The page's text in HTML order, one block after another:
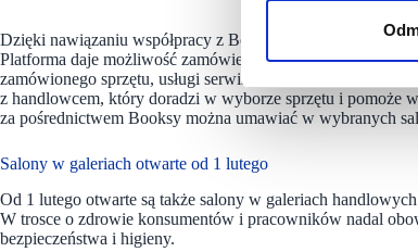
Dzięki nawiązaniu współpracy z Booksy klienci będą
Platforma daje możliwość zamówienia mobilnej wizyty
zamówionego sprzętu, usługi serwisowej lub konsultacji z
z handlowcem, który doradzi w wyborze sprzętu i pomoże
za pośrednictwem Booksy można umawiać w wybranych
Salony w galeriach otwarte od 1 lutego
Od 1 lutego otwarte są także salony w galeriach
W trosce o zdrowie konsumentów i pracowników nadal
bezpieczeństwa i higieny.